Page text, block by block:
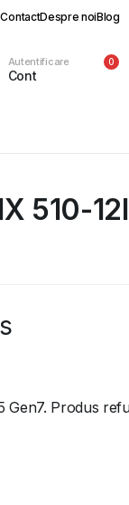
ContactDespre noiBlog
Autentificare
Cont
0
510-
Gen7. Produs